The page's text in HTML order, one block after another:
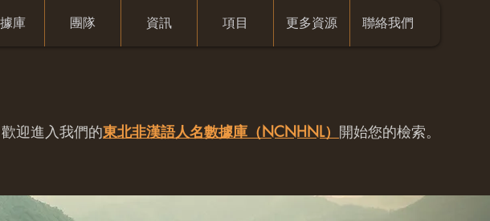
庫 團隊 資訊 項目 更多資源 聯絡我們
歡迎進入我們的東北非漢語人名數據庫（NCNHNL） 開始您的檢索。